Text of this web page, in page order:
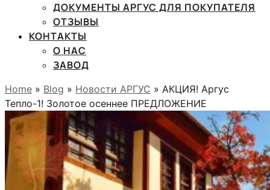
ДОКУМЕНТЫ АРГУС ДЛЯ ПОКУПАТЕЛЯ
ОТЗЫВЫ
КОНТАКТЫ
О НАС
ЗАВОД
Home » Blog » Новости АРГУС » АКЦИЯ! Аргус
Тепло-1! Золотое осеннее ПРЕДЛОЖЕНИЕ